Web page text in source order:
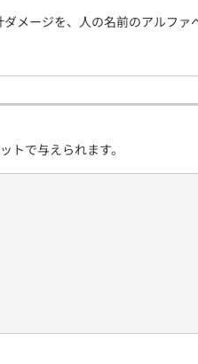
メージを、人の名前のアルフ
トで与えられます。